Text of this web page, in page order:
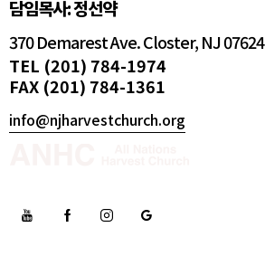
담임목사: 정선약
370 Demarest Ave. Closter, NJ 07624
TEL (201) 784-1974
FAX (201) 784-1361
info@njharvestchurch.org